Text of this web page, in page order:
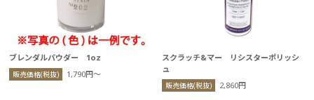
ブレンダルパウダー 1oz
販売価格(税抜) 1,790円〜
スクラッチ&マー リシスターポリッシ
ュ
販売価格(税抜) 2,860円